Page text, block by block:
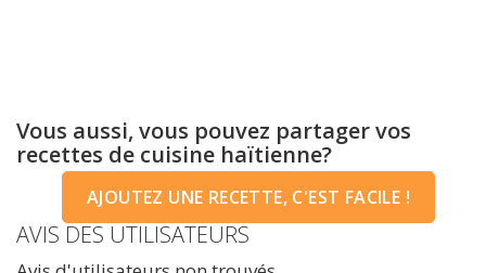
Vous aussi, vous pouvez partager vos
recettes de cuisine haïtienne?
AJOUTEZ UNE RECETTE, C'EST FACILE !
AVIS DES UTILISATEURS